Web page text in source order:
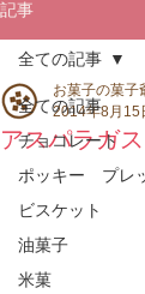
記事
全ての記事
チョコレート
ポッキー プレ
ビスケット
油菓子
米菓
全ての記事
アスパラガス
お菓子の菓子
2014年8月15